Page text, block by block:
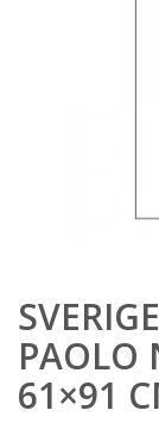
PAOLO
61×91